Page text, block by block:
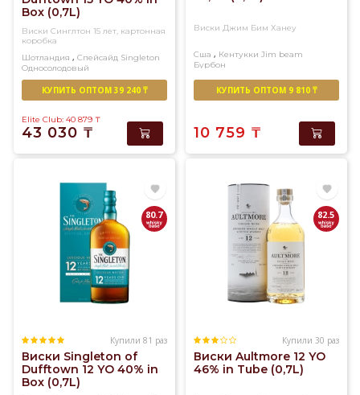
Box (0,7L)
Виски Синглтон 15 лет, картонная
коробка
Шотландия , Спейсайд Singleton
Односолодовый
КУПИТЬ ОПТОМ 39 240 ₸
Elite Club: 40 879 ₸
43 030 ₸
Виски Джим Бим Ханеу
Сша , Кентукки Jim beam
Бурбон
КУПИТЬ ОПТОМ 9 810 ₸
10 759 ₸
80.7
Купили 81 раз
Виски Singleton of
Dufftown 12 YO 40% in
Box (0,7L)
82.5
Купили 30 раз
Виски Aultmore 12 YO
46% in Tube (0,7L)